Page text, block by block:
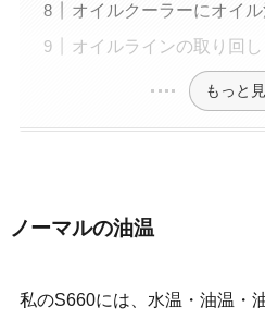
オイルクーラーにオイル
オイルラインの取り回し
もっと
ノーマルの油温
私のS660には、水温・油温・